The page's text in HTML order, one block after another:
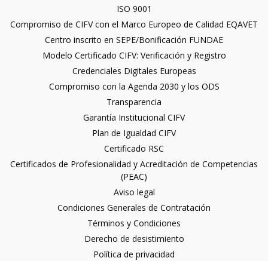
ISO 9001
Compromiso de CIFV con el Marco Europeo de Calidad EQAVET
Centro inscrito en SEPE/Bonificación FUNDAE
Modelo Certificado CIFV: Verificación y Registro
Credenciales Digitales Europeas
Compromiso con la Agenda 2030 y los ODS
Transparencia
Garantía Institucional CIFV
Plan de Igualdad CIFV
Certificado RSC
Certificados de Profesionalidad y Acreditación de Competencias
(PEAC)
Aviso legal
Condiciones Generales de Contratación
Términos y Condiciones
Derecho de desistimiento
Política de privacidad